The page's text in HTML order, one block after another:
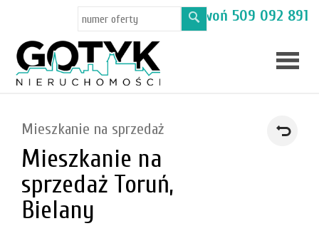
Masz pytania? Zadzwoń 509 092 891
Mieszkanie na sprzedaż
Mieszkanie na
sprzedaż Toruń,
Bielany